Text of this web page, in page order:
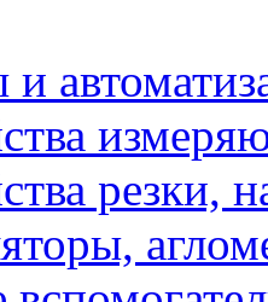
резки,